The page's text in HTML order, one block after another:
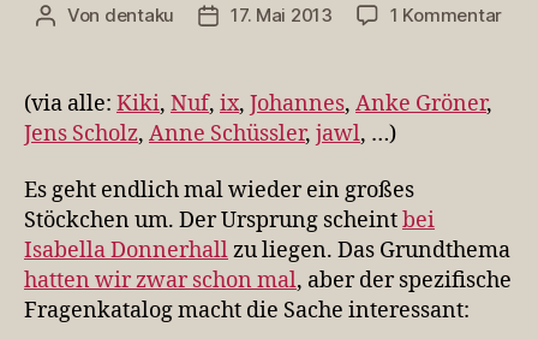
Beitragsautor
Von dentaku Veröffentlichungsdatum
17. Mai 2013 1 Kommentarzu
(via alle: Kiki, Nuf, ix, Johannes, Anke Gröner,
Jens Scholz, Anne Schüssler, jawl, …)
Es geht endlich mal wieder ein großes
Stöckchen um. Der Ursprung scheintbei
Isabella Donnerhallzu liegen. Das Grundthema
hatten wir zwar schon mal, aber der spezifische
Fragenkatalog macht die Sache interessant: